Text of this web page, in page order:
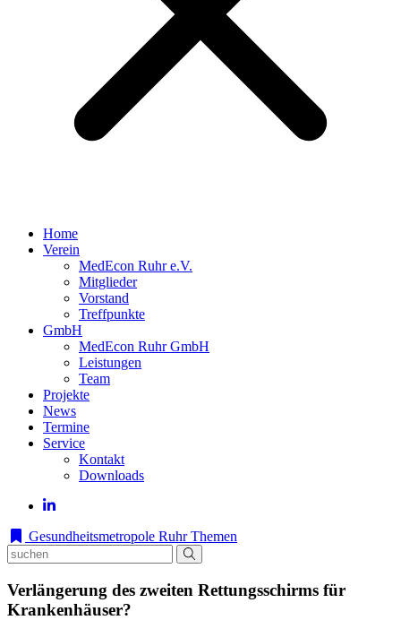
Home
Verein
MedEcon Ruhr e.V.
Mitglieder
Vorstand
Treffpunkte
GmbH
MedEcon Ruhr GmbH
Leistungen
Team
Projekte
News
Termine
Service
Kontakt
Downloads
Gesundheitsmetropole Ruhr Themen
Verlängerung des zweiten Rettungsschirms für
Krankenhäuser?